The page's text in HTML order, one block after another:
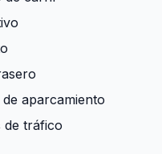
aparcamiento
de tráfico